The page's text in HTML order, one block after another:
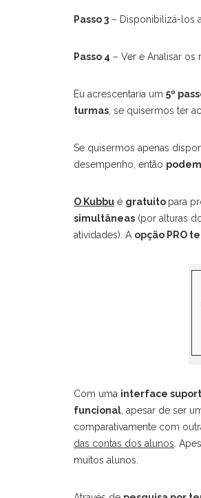
Passo 3 – Disponibilizá-los
Passo 4 – Ver e Analisar os
Eu acrescentaria um 5º
turmas, se quisermos ter
Se quisermos apenas
desempenho, então
O Kubbu é gratuito para
simultâneas (por alturas
atividades). A opção PRO
Com uma interface
funcional, apesar de ser
comparativamente com
das contas dos alunos.
muitos alunos.
SOBRE O AUTOR…
Luís Varela, professor de
gestão e organização de